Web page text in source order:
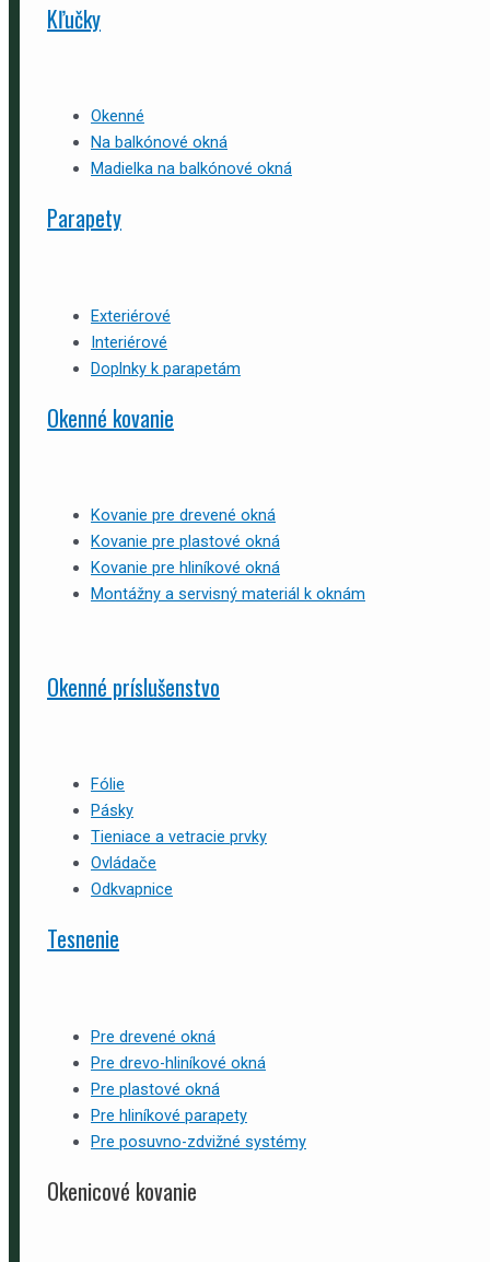
Kľučky
Okenné
Na balkónové okná
Madielka na balkónové okná
Parapety
Exteriérové
Interiérové
Doplnky k parapetám
Okenné kovanie
Kovanie pre drevené okná
Kovanie pre plastové okná
Kovanie pre hliníkové okná
Montážny a servisný materiál k oknám
Okenné príslušenstvo
Fólie
Pásky
Tieniace a vetracie prvky
Ovládače
Odkvapnice
Tesnenie
Pre drevené okná
Pre drevo-hliníkové okná
Pre plastové okná
Pre hliníkové parapety
Pre posuvno-zdvižné systémy
Okenicové kovanie